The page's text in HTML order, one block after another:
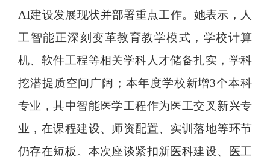
AI建设发展现状并部署重点工作。她表示，人
工智能正深刻变革教育教学模式，学校计算
机、软件工程等相关学科人才储备扎实，学科
挖潜提质空间广阔；本年度学校新增3个本科
专业，其中智能医学工程作为医工交叉新兴专
业，在课程建设、师资配置、实训落地等环节
仍存在短板。本次座谈紧扣新医科建设、医工